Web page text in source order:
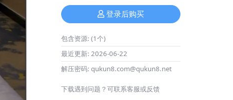
登录后购买
包含资源: (1个)
最近更新: 2026-06-22
解压密码: qukun8.com@qukun8.net
下载遇到问题？可联系客服或反馈